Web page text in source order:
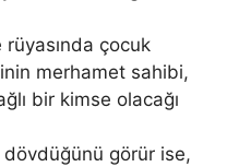
çocuk
merhamet sahibi,
bir kimse olacağı
dövdüğünü görür ise,